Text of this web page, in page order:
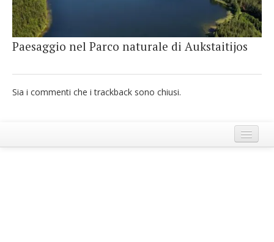
Italiano
Paesaggio nel Parco naturale di Aukstaitijos
Sia i commenti che i trackback sono chiusi.